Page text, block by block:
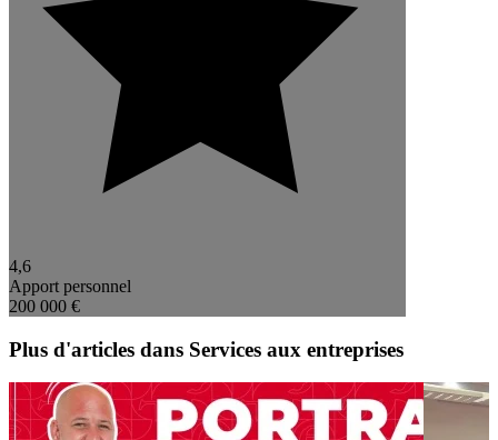
4,6
Apport personnel
200 000 €
Plus d'articles dans Services aux entreprises